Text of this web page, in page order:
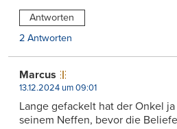
Antworten
2 Antworten
Marcus
13.12.2024 um 09:01
Lange gefackelt hat der Onkel
seinem Neffen, bevor die